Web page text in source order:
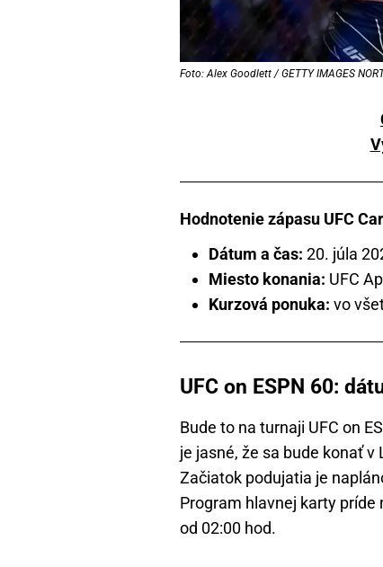
Foto: Alex Goodlett / GETTY IMAGES
Hodnotenie zápasu UFC
Dátum a čas: 20. júla
Miesto konania: UFC
Kurzová ponuka: vo
UFC on ESPN 60:
Bude to na turnaji UFC on
je jasné, že sa bude konať
Začiatok podujatia je
Program hlavnej karty príde
od 02:00 hod.